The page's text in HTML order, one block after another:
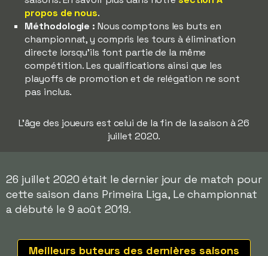
propos de nous.
Méthodologie : Nous comptons les buts en
championnat, y compris les tours à élimination
directe lorsqu'ils font partie de la même
compétition. Les qualifications ainsi que les
playoffs de promotion et de relégation ne sont
pas inclus.
L'âge des joueurs est celui de la fin de la saison à 26
juillet 2020.
26 juillet 2020 était le dernier jour de match pour
cette saison dans Primeira Liga, Le championnat
a débuté le 9 août 2019.
Meilleurs buteurs des dernières saisons